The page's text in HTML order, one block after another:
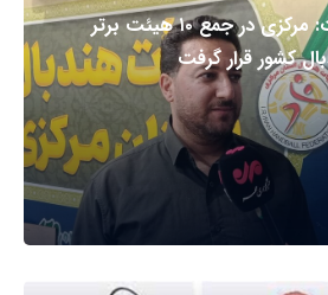
بیات: مرکزی در جمع ۱۰ هیئت برتر
کشور قرار گرفت